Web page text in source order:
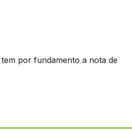
por fundamento a nota de